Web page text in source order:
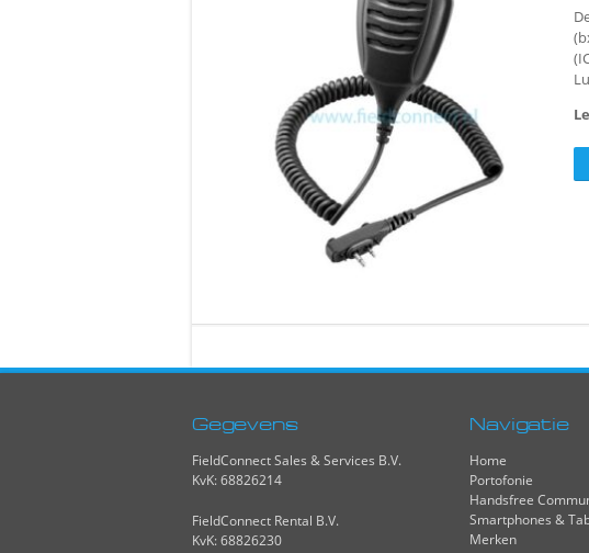
Gegevens
FieldConnect Sales & Services B.V.
KvK: 68826214
FieldConnect Rental B.V.
KvK: 68826230
Navigatie
Home
Portofonie
Handsfree
Smartphones &
Merken